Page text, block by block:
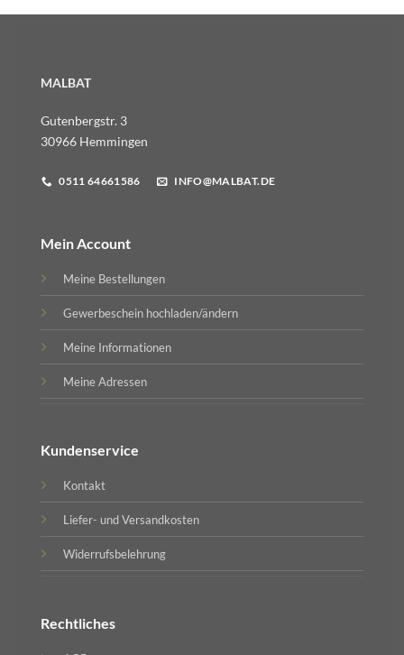
MALBAT
Gutenbergstr. 3
30966 Hemmingen
0511 64661586 INFO@MALBAT.DE
Mein Account
Meine Bestellungen
Gewerbeschein hochladen/ändern
Meine Informationen
Meine Adressen
Kundenservice
Kontakt
Liefer- und Versandkosten
Widerrufsbelehrung
Rechtliches